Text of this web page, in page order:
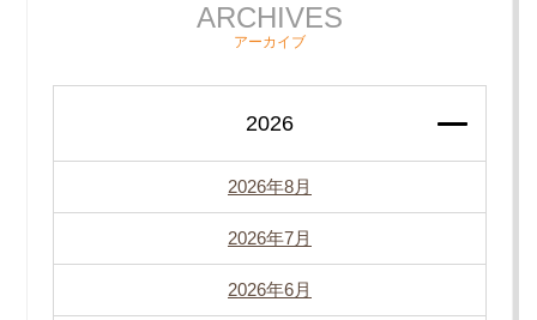
ARCHIVES
アーカイブ
2026
2026年8月
2026年7月
2026年6月